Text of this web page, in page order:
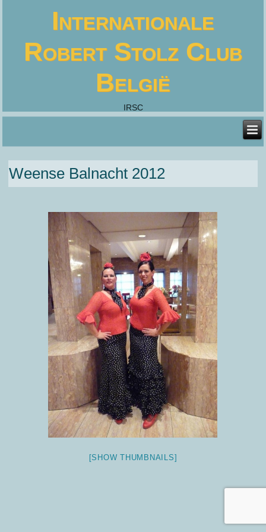
Internationale
Robert Stolz Club
België
IRSC
Weense Balnacht 2012
[SHOW THUMBNAILS]